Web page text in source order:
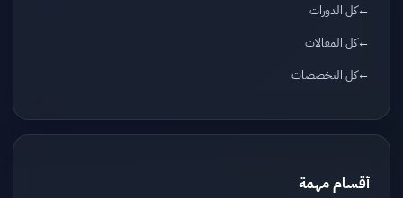
كل الدورات
كل المقالات
كل التخصصات
أقسام مهمة